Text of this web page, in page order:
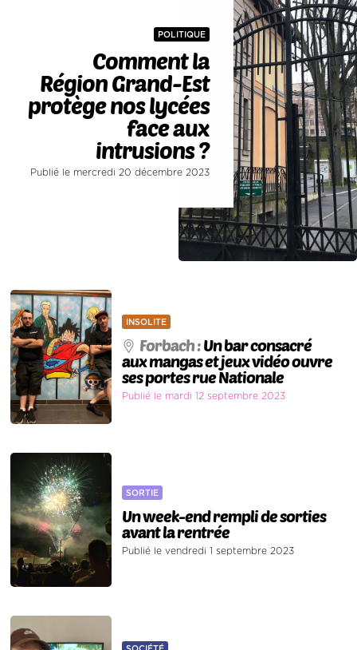
POLITIQUE
Comment la
Région Grand-Est
protège nos lycées
face aux
intrusions ?
Publié le mercredi 20 décembre 2023
INSOLITE
Forbach :Un bar consacré
aux mangas et jeux vidéo ouvre
ses portes rue Nationale
Publié le mardi 12 septembre 2023
SORTIE
Un week-end rempli de sorties
avant la rentrée
Publié le vendredi 1 septembre 2023